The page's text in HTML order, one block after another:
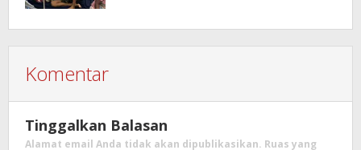
Komentar
Tinggalkan Balasan
Alamat email Anda tidak akan dipublikasikan. Ruas yang